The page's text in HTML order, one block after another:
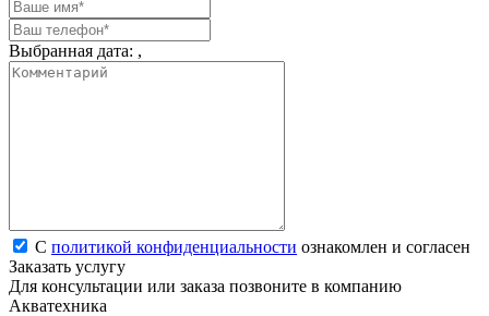
Выбранная дата: ,
С политикой конфиденциальности ознакомлен и согласен
Заказать услугу
Для консультации или заказа позвоните в компанию
Акватехника